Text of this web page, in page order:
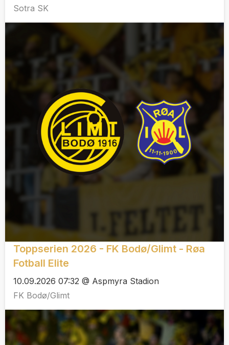
Sotra SK
Toppserien 2026 - FK Bodø/Glimt - Røa
Fotball Elite
10.09.2026 07:32 @ Aspmyra Stadion
FK Bodø/Glimt